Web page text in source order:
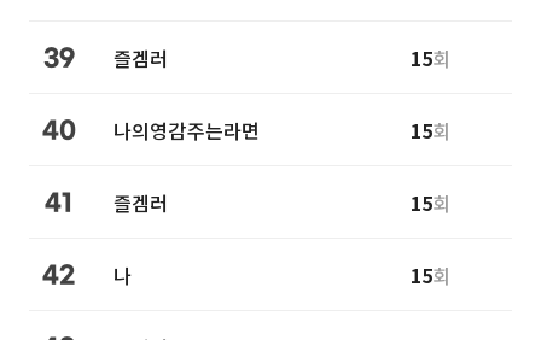
39 즐겜러 15회
40 나의영감주는라면 15회
41 즐겜러 15회
42 나 15회